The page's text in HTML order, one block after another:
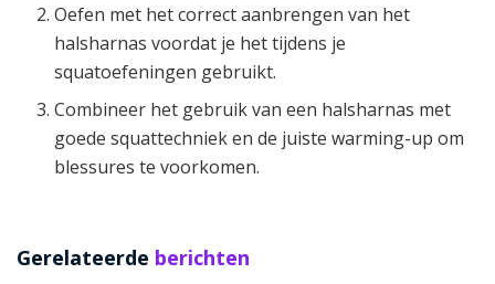
Oefen met het correct aanbrengen van het
halsharnas voordat je het tijdens je
squatoefeningen gebruikt.
Combineer het gebruik van een halsharnas met
goede squattechniek en de juiste warming-up om
blessures te voorkomen.
Gerelateerde berichten